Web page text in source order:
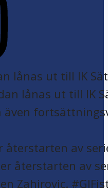
lånas ut till IK
återstarten av